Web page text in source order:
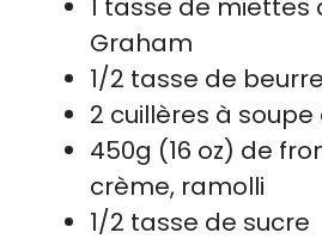
1 tasse de miettes
Graham
1/2 tasse de
2 cuillères à
450g (16 oz) de
crème, ramolli
1/2 tasse de sucre